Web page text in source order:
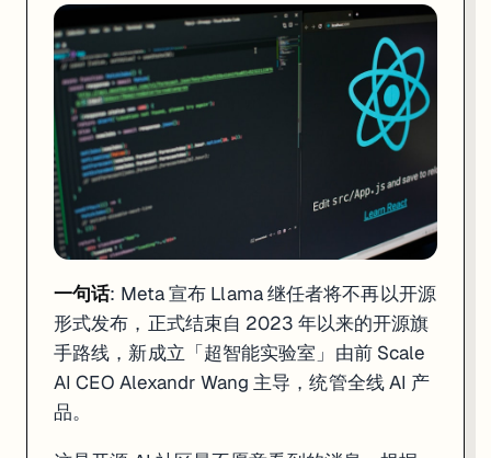
一句话: Meta 宣布 Llama 继任者将不再以开源
形式发布，正式结束自 2023 年以来的开源旗
手路线，新成立「超智能实验室」由前 Scale
AI CEO Alexandr Wang 主导，统管全线 AI 产
品。